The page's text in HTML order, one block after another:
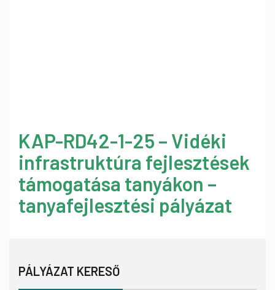
KAP-RD42-1-25 – Vidéki
infrastruktúra fejlesztések
támogatása tanyákon –
tanyafejlesztési pályázat
PÁLYÁZAT KERESŐ